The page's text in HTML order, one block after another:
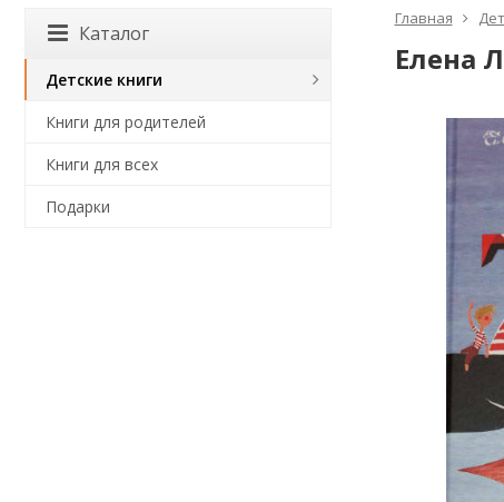
Главная
Елена
Каталог
Детские книги
Книги для родителей
Книги для всех
Подарки